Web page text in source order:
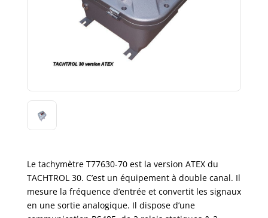
Le tachymètre T77630-70 est la version ATEX du
TACHTROL 30. C’est un équipement à double canal. Il
mesure la fréquence d’entrée et convertit les signaux
en une sortie analogique. Il dispose d’une